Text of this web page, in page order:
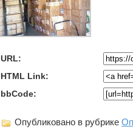
URL:
HTML Link:
bbCode:
Опубликовано в рубрике